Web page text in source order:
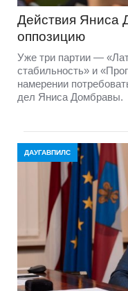
Действия Яниса
оппозицию
Уже три партии —
стабильность» и
намерении
дел Яниса Домбравы.
ДАУГАВПИЛС